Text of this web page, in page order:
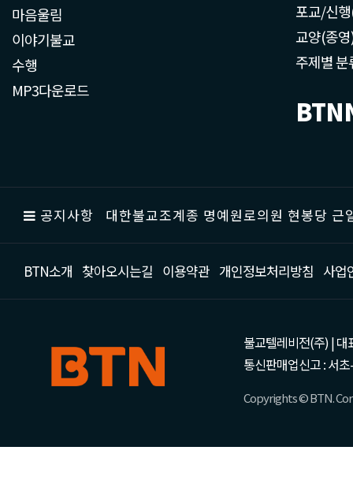
마음울림
이야기불교
수행
MP3다운로드
포교/신
교양(종
주제별 분
공지사항 대한불교조계종 명예원로의원 현봉당
BTN소개 찾아오시는길 이용약관 개인정보처리방침 사업
불교텔레비전(주) | 대
통신판매업신고 : 서
Copyrights © BTN.